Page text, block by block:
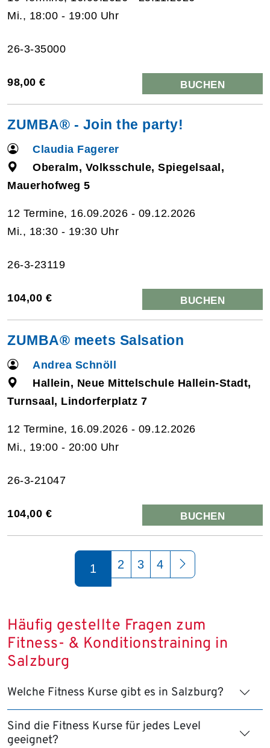
Mi., 18:00 - 19:00 Uhr
26-3-35000
98,00 € BUCHEN
ZUMBA® - Join the party!
Claudia Fagerer
Oberalm, Volksschule, Spiegelsaal,
Mauerhofweg 5
12 Termine, 16.09.2026 - 09.12.2026
Mi., 18:30 - 19:30 Uhr
26-3-23119
104,00 € BUCHEN
ZUMBA® meets Salsation
Andrea Schnöll
Hallein, Neue Mittelschule Hallein-Stadt,
Turnsaal, Lindorferplatz 7
12 Termine, 16.09.2026 - 09.12.2026
Mi., 19:00 - 20:00 Uhr
26-3-21047
104,00 € BUCHEN
1 2 3 4
Häufig gestellte Fragen zum
Fitness- & Konditionstraining in
Salzburg
Welche Fitness Kurse gibt es in Salzburg?
Sind die Fitness Kurse für jedes Level
geeignet?